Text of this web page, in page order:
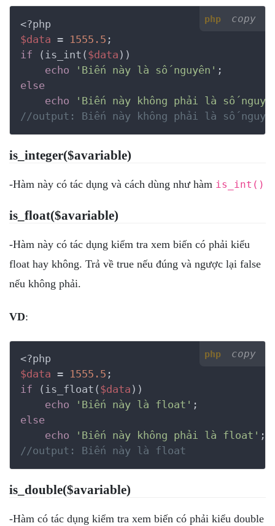
php copy
<?php
$data = 1555.5
if (is_int( $data ))
echo
'Biến này là số nguyên'
else
echo
'Biến này không phải là số
//output: Biến này không phải là số
is_integer($avariable)
-Hàm này có tác dụng và cách dùng như hàm is_int()
is_float($avariable)
-Hàm này có tác dụng kiểm tra xem biến có phải kiểu
float hay không. Trả về true nếu đúng và ngược lại false
nếu không phải.
VD:
php copy
<?php
$data = 1555.5
if (is_float( $data ))
echo
'Biến này là float'
else
echo
'Biến này không phải là float'
//output: Biến này là float
is_double($avariable)
-Hàm có tác dụng kiểm tra xem biến có phải kiểu double